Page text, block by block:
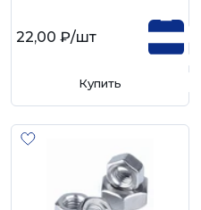
22,00 ₽/шт
Купить